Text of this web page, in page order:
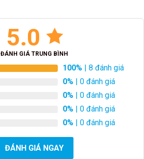
5.0
ĐÁNH GIÁ TRUNG BÌNH
100% | 8 đánh giá
0% | 0 đánh giá
0% | 0 đánh giá
0% | 0 đánh giá
0% | 0 đánh giá
ĐÁNH GIÁ NGAY